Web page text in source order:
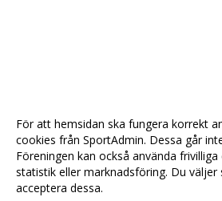
För att hemsidan ska fungera korrekt
cookies från SportAdmin. Dessa går
Föreningen kan också använda
statistik eller marknadsföring. Du väljer
acceptera dessa.